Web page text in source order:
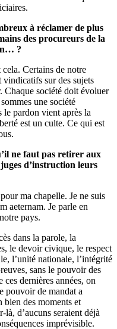
à réclamer de plus
des procureurs de la
?
cela. Certains de notre
sur des sujets
Chaque société doit évoluer
une société
pardon vient après la
est un culte. Ce qui est
ne faut pas retirer aux
d’instruction leurs
ma chapelle. Je ne suis
aeternam. Je parle en
pays.
dans la parole, la
le devoir civique, le respect
l’unité nationale, l’intégrité
sans le pouvoir des
dernières années, on
pouvoir de mandat a
bien des moments et
là, d’aucuns seraient déjà
imprévisible.